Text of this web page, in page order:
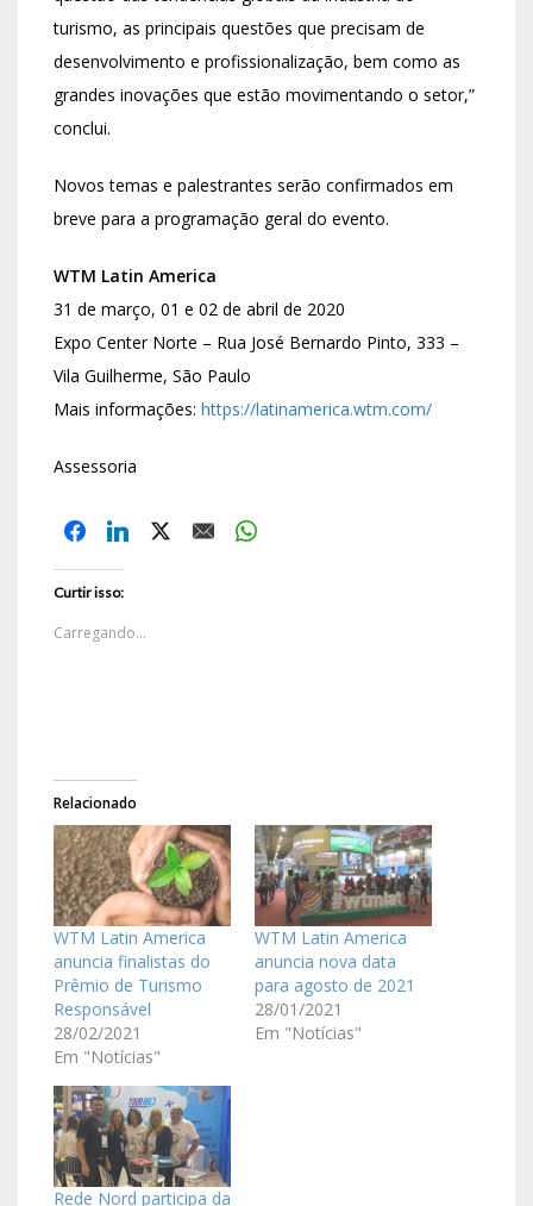
turismo, as principais questões que precisam de
desenvolvimento e profissionalização, bem como as
grandes inovações que estão movimentando o setor,”
conclui.
Novos temas e palestrantes serão confirmados em
breve para a programação geral do evento.
WTM Latin America
31 de março, 01 e 02 de abril de 2020
Expo Center Norte – Rua José Bernardo Pinto, 333 –
Vila Guilherme, São Paulo
Mais informações: https://latinamerica.wtm.com/
Assessoria
Curtir isso:
Carregando...
Relacionado
WTM Latin America
anuncia finalistas do
Prêmio de Turismo
Responsável
28/02/2021
Em "Notícias"
WTM Latin America
anuncia nova data
para agosto de 2021
28/01/2021
Em "Notícias"
Rede Nord participa da